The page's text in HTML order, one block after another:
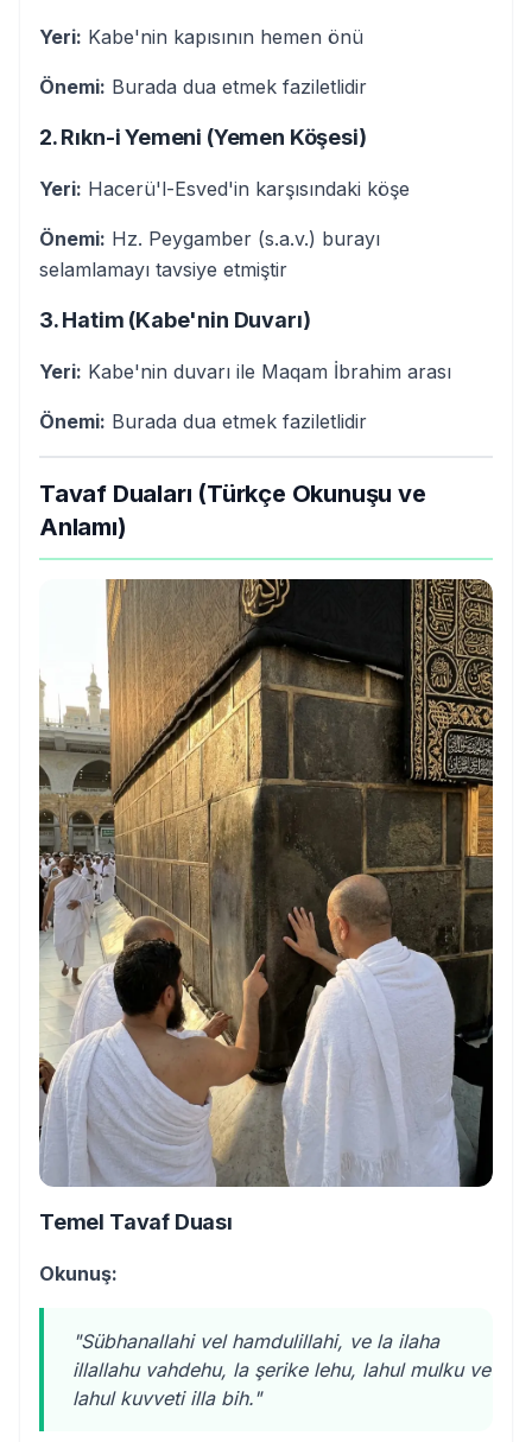
Yeri: Kabe'nin kapısının hemen önü
Önemi: Burada dua etmek faziletlidir
2. Rıkn-i Yemeni (Yemen Köşesi)
Yeri: Hacerü'l-Esved'in karşısındaki köşe
Önemi: Hz. Peygamber (s.a.v.) burayı
selamlamayı tavsiye etmiştir
3. Hatim (Kabe'nin Duvarı)
Yeri: Kabe'nin duvarı ile Maqam İbrahim arası
Önemi: Burada dua etmek faziletlidir
Tavaf Duaları (Türkçe Okunuşu ve
Anlamı)
Temel Tavaf Duası
Okunuş:
"Sübhanallahi vel hamdulillahi, ve la ilaha
illallahu vahdehu, la şerike lehu, lahul mulku ve
lahul kuvveti illa bih."